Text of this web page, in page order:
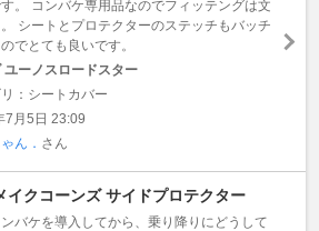
。 コンバケ専用品なのでフィッテングは文
シートとプロテクターのステッチもバッチ
でとても良いです。
ユーノスロードスター
：シートカバー
7月5日 23:09
ん． さん
イクコーンズ サイドプロテクター
バケを導入してから、乗り降りにどうして